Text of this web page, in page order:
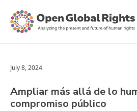
July 8, 2024
Ampliar más allá de lo
compromiso público